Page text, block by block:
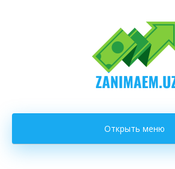
Открыть меню